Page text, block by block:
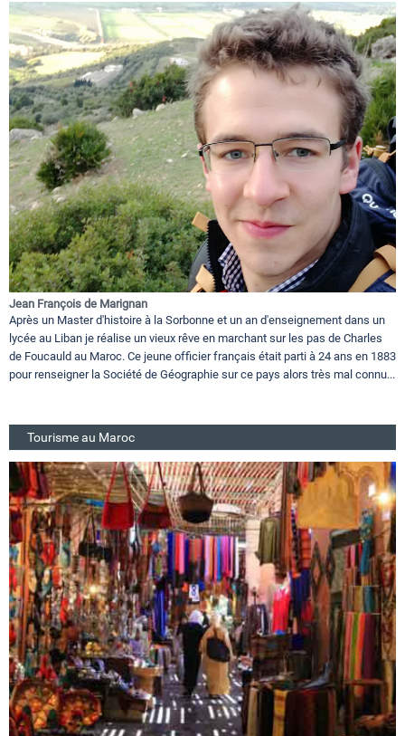
Jean François de Marignan
Après un Master d'histoire à la Sorbonne et un an d'enseignement dans un
lycée au Liban je réalise un vieux rêve en marchant sur les pas de Charles
de Foucauld au Maroc. Ce jeune officier français était parti à 24 ans en 1883
pour renseigner la Société de Géographie sur ce pays alors très mal connu...
Tourisme au Maroc